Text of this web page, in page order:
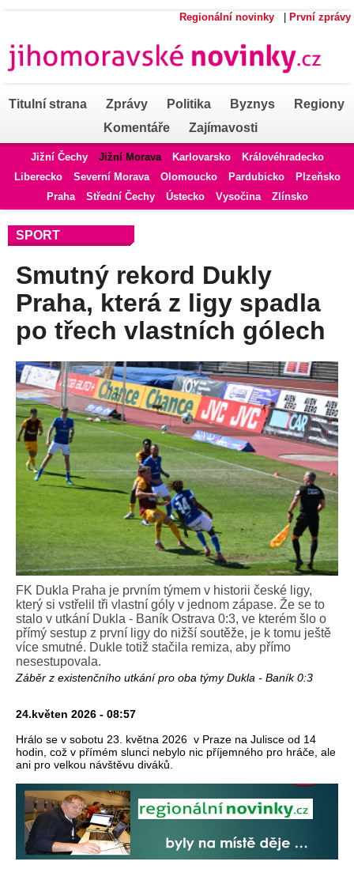
Regionální novinky První zprávy
Titulní strana Zprávy Politika Byznys
Regiony
Komentáře
Zajímavosti
Jižní Čechy Jižní Morava Karlovarsko
Královéhradecko
Liberecko
Severní Morava Olomoucko Pardubicko
Plzeňsko
Praha
Střední Čechy Ústecko Vysočina Zlínsko
SPORT
Smutný rekord Dukly
Praha, která z ligy spadla
po třech vlastních gólech
FK Dukla Praha je prvním týmem v historii české ligy,
který si vstřelil tři vlastní góly v jednom zápase. Že se to
stalo v utkání Dukla - Baník Ostrava 0:3, ve kterém šlo o
přímý sestup z první ligy do nižší soutěže, je k tomu ještě
více smutné. Dukle totiž stačila remiza, aby přímo
nesestupovala.
Záběr z existenčního utkání pro oba týmy Dukla - Baník 0:3
24.květen 2026 - 08:57
Hrálo se v sobotu 23. května 2026 v Praze na Julisce od 14
hodin, což v přímém slunci nebylo nic příjemného pro hráče, ale
ani pro velkou návštěvu diváků.